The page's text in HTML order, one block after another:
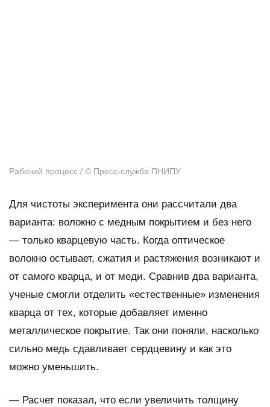
Рабочий процесс / © Пресс-служба ПНИПУ
Для чистоты эксперимента они рассчитали два
варианта: волокно с медным покрытием и без него
— только кварцевую часть. Когда оптическое
волокно остывает, сжатия и растяжения возникают и
от самого кварца, и от меди. Сравнив два варианта,
ученые смогли отделить «естественные» изменения
кварца от тех, которые добавляет именно
металлическое покрытие. Так они поняли, насколько
сильно медь сдавливает сердцевину и как это
можно уменьшить.
— Расчет показал, что если увеличить толщину